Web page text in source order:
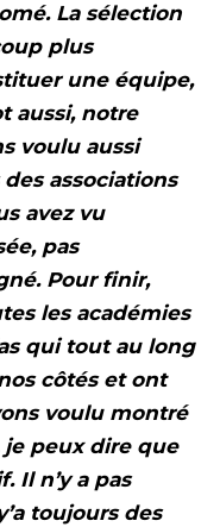
La sélection
plus
une équipe,
aussi, notre
voulu aussi
associations
avez vu
pas
Pour finir,
les académies
qui tout au long
côtés et ont
voulu montré
je peux dire que
Il n’y a pas
toujours des